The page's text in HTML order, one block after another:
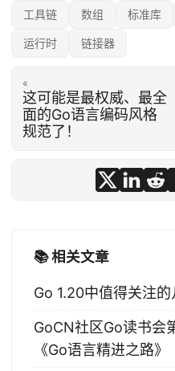
工具链 数组 标准库
运行时 链接器
«
这可能是最权威、最全
面的Go语言编码风格
规范了！
📚 相关文章
Go 1.20中值得关注
GoCN社区Go读书会
《Go语言精进之路》